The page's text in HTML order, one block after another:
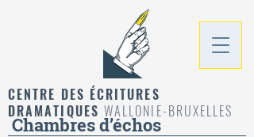
CENTRE DES ÉCRITURES
DRAMATIQUES WALLONIE-BRUXELLES
Chambres d’échos